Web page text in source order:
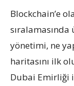
Blockchain’e
yönetimi, ne
haritasını ilk
Dubai Emirliği